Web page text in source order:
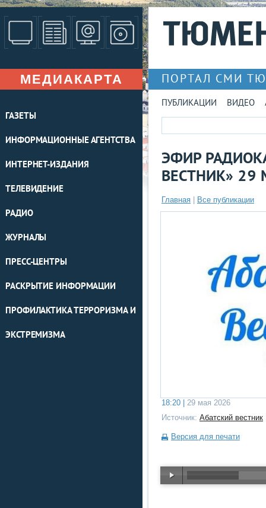
МЕДИАКАРТА
ГАЗЕТЫ
ИНФОРМАЦИОННЫЕ АГЕНТСТВА
ИНТЕРНЕТ-ИЗДАНИЯ
ТЕЛЕВИДЕНИЕ
РАДИО
ЖУРНАЛЫ
ПРЕСС-ЦЕНТРЫ
РАСКРЫТИЕ ИНФОРМАЦИИ
ПРОФИЛАКТИКА ТЕРРОРИЗМА И
ЭКСТРЕМИЗМА
ПОРТАЛ СМИ
ПУБЛИКАЦИИ ВИДЕО
ЭФИР
ВЕСТНИК» 29
Главная Все публикации
18:20 | 29 мая 2026
Источник: Абатский вестник
Версия для печати